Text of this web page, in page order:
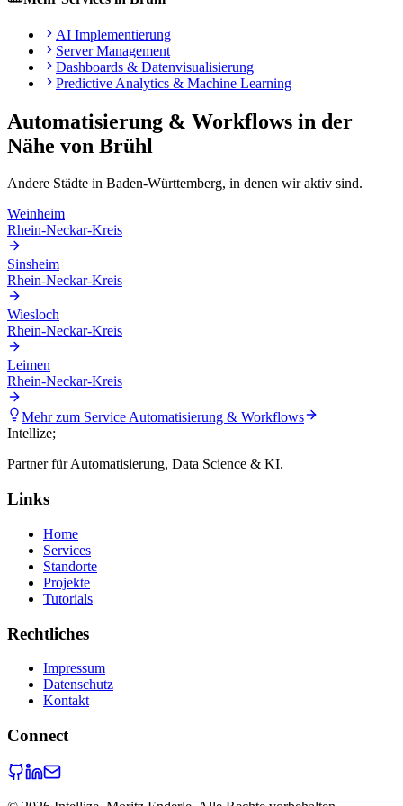
AI Implementierung
Server Management
Dashboards & Datenvisualisierung
Predictive Analytics & Machine Learning
Automatisierung & Workflows in der
Nähe von Brühl
Andere Städte in Baden-Württemberg, in denen wir aktiv sind.
Weinheim
Rhein-Neckar-Kreis
Sinsheim
Rhein-Neckar-Kreis
Wiesloch
Rhein-Neckar-Kreis
Leimen
Rhein-Neckar-Kreis
Mehr zum ServiceAutomatisierung & Workflows
Intellize;
Partner für Automatisierung, Data Science & KI.
Links
Home
Services
Standorte
Projekte
Tutorials
Rechtliches
Impressum
Datenschutz
Kontakt
Connect